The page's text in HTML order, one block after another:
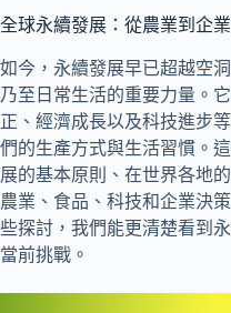
全球永續發展：從農業到企
如今，永續發展早已超越空
乃至日常生活的重要力量。
正、經濟成長以及科技進步
們的生產方式與生活習慣。
展的基本原則、在世界各地
農業、食品、科技和企業決
些探討，我們能更清楚看到
當前挑戰。